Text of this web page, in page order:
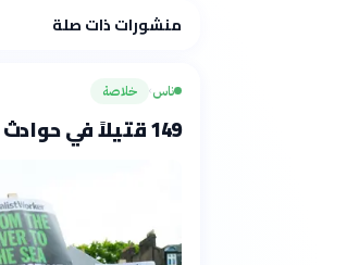
منشورات ذات صلة
ناس› خلاصة
149 قتيلاً في حوادث العنف بالمجتمع العربي 2026